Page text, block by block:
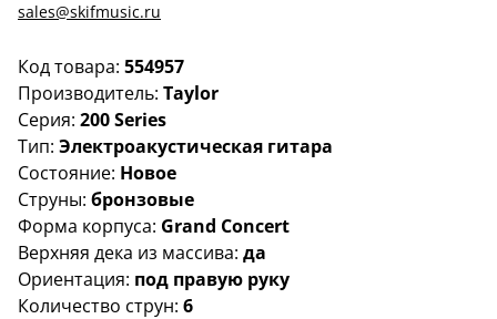
Код товара: 554957
Производитель: Taylor
Серия: 200 Series
Тип: Электроакустическая гитара
Состояние: Новое
Струны: бронзовые
Форма корпуса: Grand Concert
Верхняя дека из массива: да
Ориентация: под правую руку
Количество струн: 6
sales@skifmusic.ru